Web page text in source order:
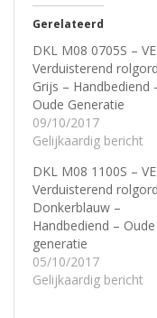
Gerelateerd
DKL M08 0705S –
Verduisterend
Grijs – Handbediend
Oude Generatie
09/10/2017
Gelijkaardig bericht
DKL M08 1100S –
Verduisterend
Donkerblauw –
Handbediend – Oude
generatie
05/10/2017
Gelijkaardig bericht